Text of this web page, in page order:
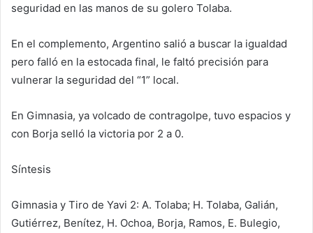
seguridad en las manos de su golero Tolaba.
En el complemento, Argentino salió a buscar la igualdad
pero falló en la estocada final, le faltó precisión para
vulnerar la seguridad del “1” local.
En Gimnasia, ya volcado de contragolpe, tuvo espacios y
con Borja selló la victoria por 2 a 0.
Síntesis
Gimnasia y Tiro de Yavi 2: A. Tolaba; H. Tolaba, Galián,
Gutiérrez, Benítez, H. Ochoa, Borja, Ramos, E. Bulegio,